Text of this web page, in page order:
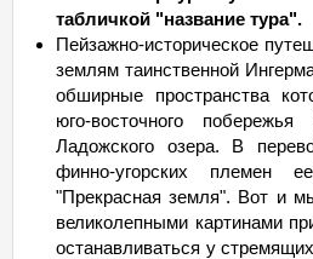
табличкой "название тура".
Пейзажно-историческое
землям таинственной
обширные пространства
юго-восточного
Ладожского озера. В
финно-угорских племен
"Прекрасная земля". Вот и
великолепными картинами
останавливаться у